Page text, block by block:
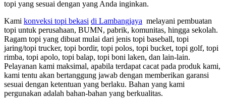
topi yang sesuai dengan yang Anda inginkan.
Kami konveksi topi bekasi di Lambangjaya melayani pembuatan
topi untuk perusahaan, BUMN, pabrik, komunitas, hingga sekolah.
Ragam topi yang dibuat mulai dari jenis topi baseball, topi
jaring/topi trucker, topi bordir, topi polos, topi bucket, topi golf, topi
rimba, topi apolo, topi balap, topi boni laken, dan lain-lain.
Pelayanan kami maksimal, apabila terdapat cacat pada produk kami,
kami tentu akan bertanggung jawab dengan memberikan garansi
sesuai dengan ketentuan yang berlaku. Bahan yang kami
pergunakan adalah bahan-bahan yang berkualitas.